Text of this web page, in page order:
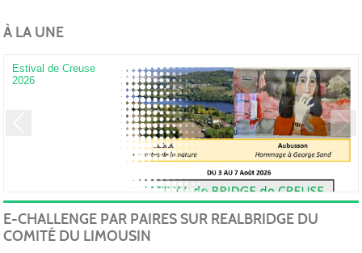
À LA UNE
Estival de Creuse
2026
E-CHALLENGE PAR PAIRES SUR REALBRIDGE DU
COMITÉ DU LIMOUSIN